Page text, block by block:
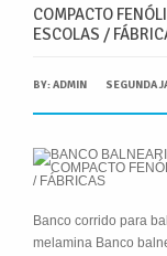
COMPACTO
ESCOLAS /
BY:ADMIN SEGUNDA
Banco corrido para
melamina Banco